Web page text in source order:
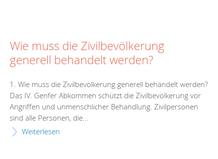
Wie muss die Zivilbevölkerung
generell behandelt werden?
1. Wie muss die Zivilbevölkerung generell behandelt werden?
Das IV. Genfer Abkommen schützt die Zivilbevölkerung vor
Angriffen und unmenschlicher Behandlung. Zivilpersonen
sind alle Personen, die...
Weiterlesen